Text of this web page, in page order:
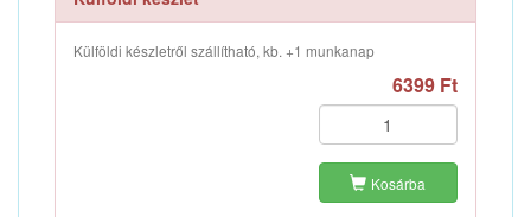
Külföldi készletről szállítható, kb. +1 munkanap
6399 Ft
Kosárba